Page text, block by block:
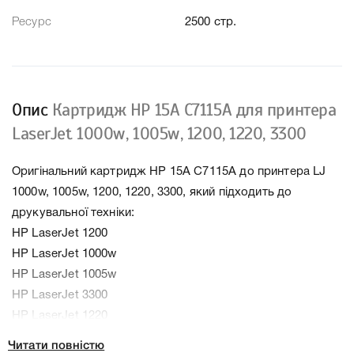
Ресурс 2500 стр.
Опис Картридж HP 15A C7115A для принтера
LaserJet 1000w, 1005w, 1200, 1220, 3300
Оригінальний картридж HP 15A C7115A до принтера LJ
1000w, 1005w, 1200, 1220, 3300, який підходить до
друкувальної техніки:
HP LaserJet 1200
HP LaserJet 1000w
HP LaserJet 1005w
HP LaserJet 3300
HP LaserJet 1220
Читати повністю